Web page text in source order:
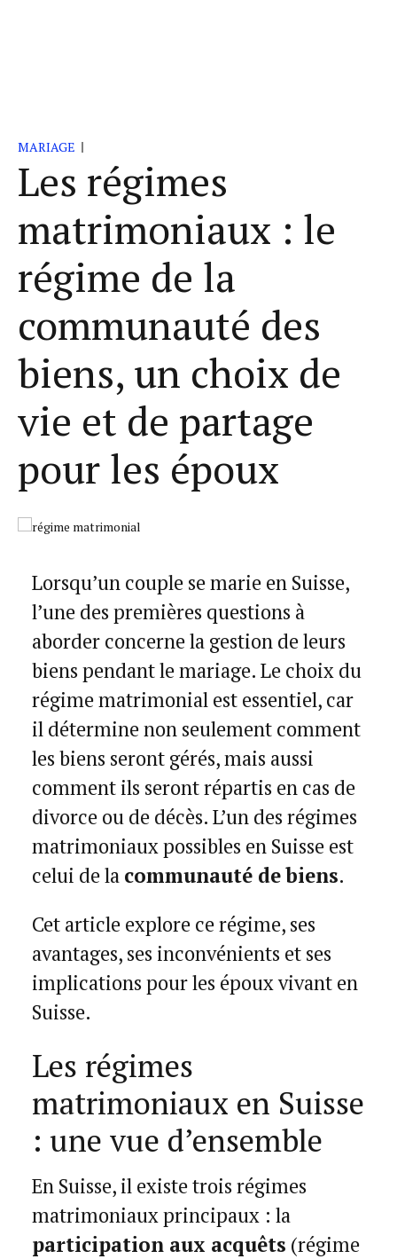
MARIAGE
Les régimes
matrimoniaux : le
régime de la
communauté des
biens, un choix de
vie et de partage
pour les époux
Lorsqu’un couple se marie en Suisse,
l’une des premières questions à
aborder concerne la gestion de leurs
biens pendant le mariage. Le choix du
régime matrimonial est essentiel, car
il détermine non seulement comment
les biens seront gérés, mais aussi
comment ils seront répartis en cas de
divorce ou de décès. L’un des régimes
matrimoniaux possibles en Suisse est
celui de la communauté de biens.
Cet article explore ce régime, ses
avantages, ses inconvénients et ses
implications pour les époux vivant en
Suisse.
Les régimes
matrimoniaux en Suisse
: une vue d’ensemble
En Suisse, il existe trois régimes
matrimoniaux principaux : la
participation aux acquêts (régime